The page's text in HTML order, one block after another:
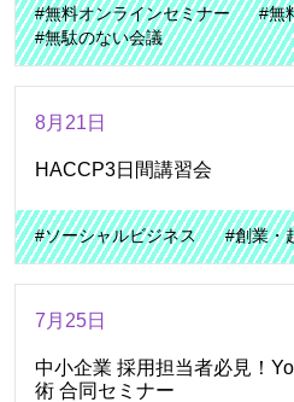
#無料オンラインセミナー
#無
#無駄のない会議
8月21日
HACCP3日間講習会
#ソーシャルビジネス #創業・
7月25日
中小企業 採用担当者必見！
術 合同セミナー